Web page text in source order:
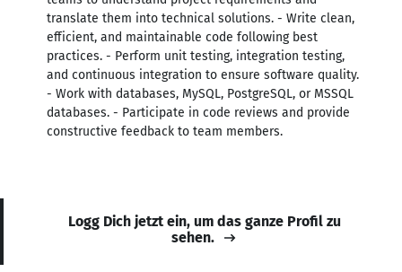
translate them into technical solutions. - Write clean,
efficient, and maintainable code following best
practices. - Perform unit testing, integration testing,
and continuous integration to ensure software quality.
- Work with databases, MySQL, PostgreSQL, or MSSQL
databases. - Participate in code reviews and provide
constructive feedback to team members.
Logg Dich jetzt ein, um das ganze Profil zu
sehen.